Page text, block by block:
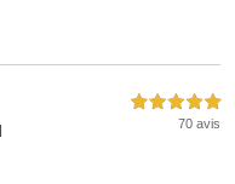
5,0 étoiles sur 5
70 avis